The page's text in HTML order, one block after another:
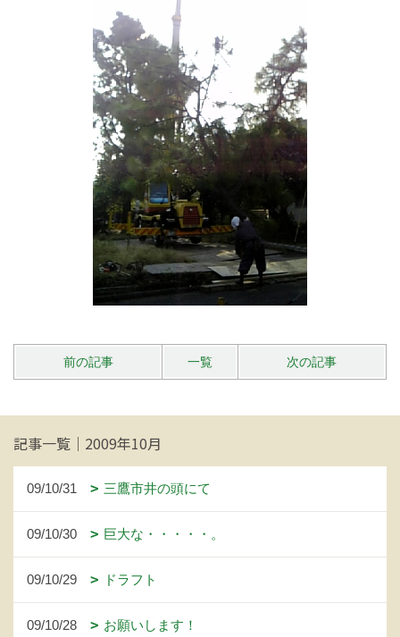
前の記事 一覧 次の記事
記事一覧｜2009年10月
09/10/31 三鷹市井の頭にて
09/10/30 巨大な・・・・・。
09/10/29 ドラフト
09/10/28 お願いします！